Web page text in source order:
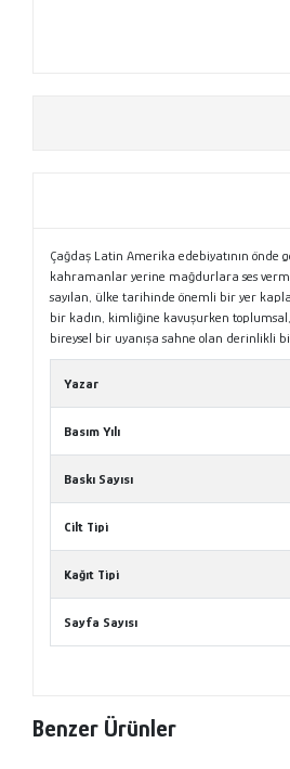
Çağdaş Latin Amerika edebiyatının
kahramanlar yerine mağdurlara ses
sayılan, ülke tarihinde önemli bir yer
bir kadın, kimliğine kavuşurken
bireysel bir uyanışa sahne olan derinlikli
Yazar
Basım Yılı
Baskı Sayısı
Cilt Tipi
Kağıt Tipi
Sayfa Sayısı
Benzer Ürünler